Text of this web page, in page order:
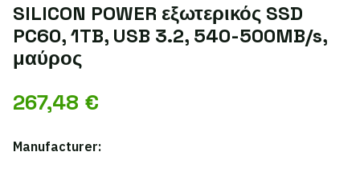
SILICON POWER εξωτερικός SSD
PC60, 1TB, USB 3.2, 540-500MB/s,
μαύρος
267,48 €
Manufacturer: